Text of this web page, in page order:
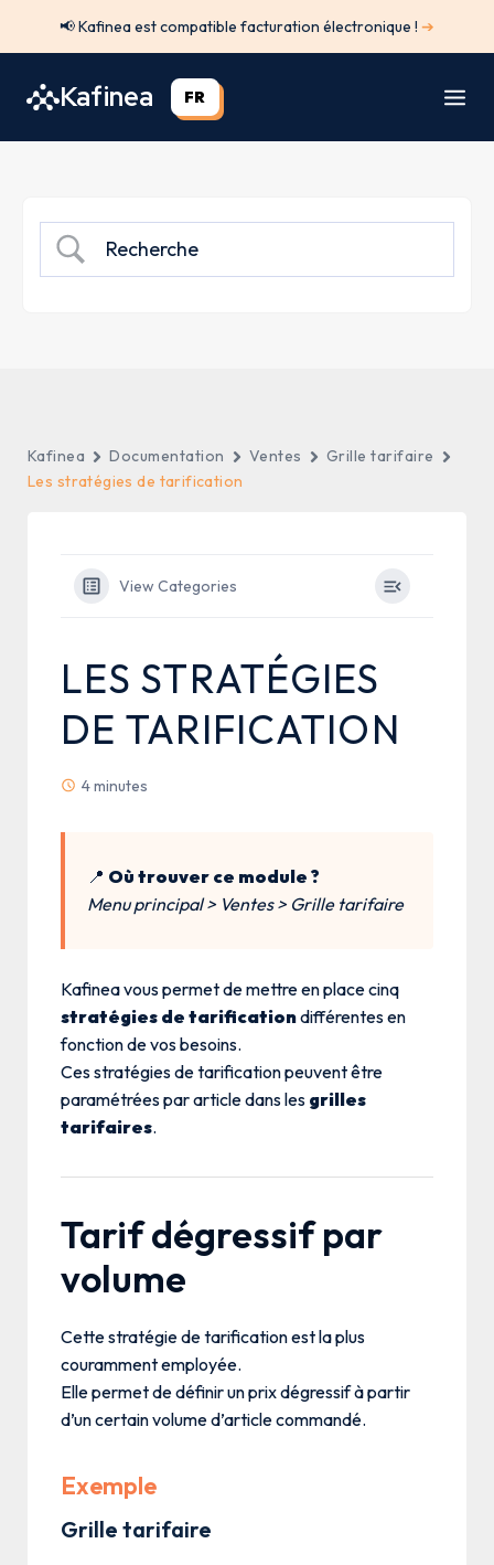
📢 Kafinea est compatible facturation électronique ! ➔
Kafinea FR
Kafinea Documentation Ventes
Grille tarifaire
Les stratégies de tarification
View Categories
LES STRATÉGIES
DE TARIFICATION
4 minutes
📍 Où trouver ce module ?
Menu principal > Ventes > Grille tarifaire
Kafinea vous permet de mettre en place cinq
stratégies de tarificationdifférentes en
fonction de vos besoins.
Ces stratégies de tarification peuvent être
paramétrées par article dans les grilles
tarifaires.
Tarif dégressif par
volume
Cette stratégie de tarification est la plus
couramment employée.
Elle permet de définir un prix dégressif à partir
d’un certain volume d’article commandé.
Exemple
Grille tarifaire